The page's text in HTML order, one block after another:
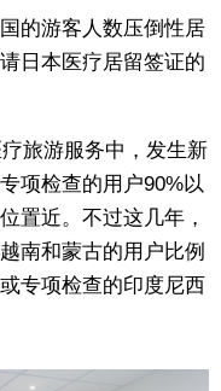
的游客人数压倒性居
日本医疗居留签证的
旅游服务中，发生新
项检查的用户90%以
置近。不过这几年，
南和蒙古的用户比例
专项检查的印度尼西